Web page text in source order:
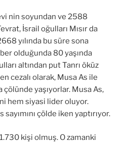
nin soyundan ve 2588
İsrail oğulları Mısır da
yılında bu süre sona
olduğunda 80 yaşında
altından put Tanrı öküz
cezalı olarak, Musa As ile
çölünde yaşıyorlar. Musa As,
hem siyasi lider oluyor.
sayımını çölde iken yaptırıyor.
kişi olmuş. O zamanki